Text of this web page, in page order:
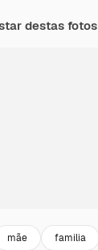
destas fotos
mãe familia